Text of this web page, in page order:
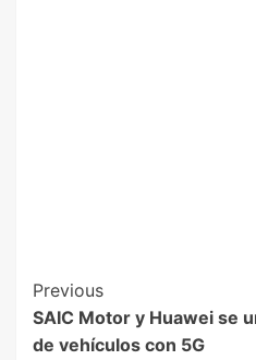
Previous
SAIC Motor y Huawei se
de vehículos con 5G